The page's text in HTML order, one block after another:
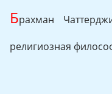
Брахман
религиозная